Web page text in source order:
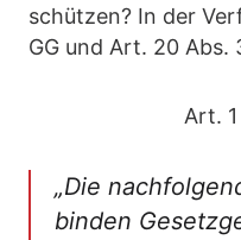
schützen? In der
GG und Art. 20 Abs.
Art. 1
„Die
binden